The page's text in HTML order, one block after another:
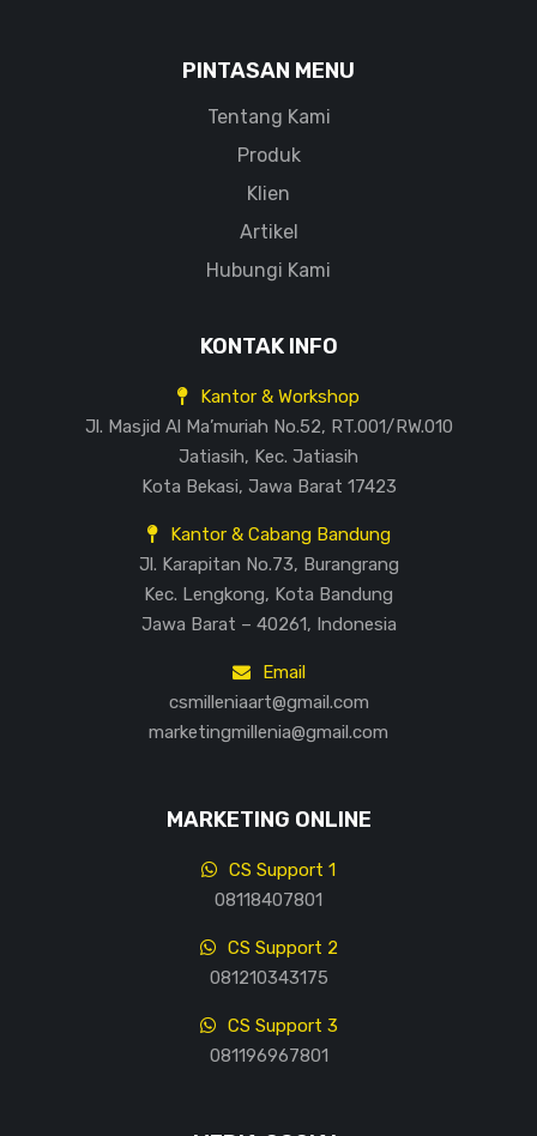
PINTASAN MENU
Tentang Kami
Produk
Klien
Artikel
Hubungi Kami
KONTAK INFO
Kantor & Workshop
Jl. Masjid Al Ma’muriah No.52, RT.001/RW.010
Jatiasih, Kec. Jatiasih
Kota Bekasi, Jawa Barat 17423
Kantor & Cabang Bandung
Jl. Karapitan No.73, Burangrang
Kec. Lengkong, Kota Bandung
Jawa Barat – 40261, Indonesia
Email
csmilleniaart@gmail.com
marketingmillenia@gmail.com
MARKETING ONLINE
CS Support 1
08118407801
CS Support 2
081210343175
CS Support 3
081196967801